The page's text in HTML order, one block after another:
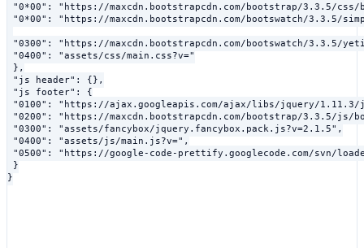
"0*00": "https://maxcdn.bootstrapcdn.com/bootstrap/3.3.5/
"0*00": "https://maxcdn.bootstrapcdn.com/bootswatch/3.3.5/
"0300": "https://maxcdn.bootstrapcdn.com/bootswatch/3.3.5/
"0400": "assets/css/main.css?v="
},
"js_header": {},
"js_footer": {
"0100": "https://ajax.googleapis.com/ajax/libs/jquery/
"0200": "https://maxcdn.bootstrapcdn.com/bootstrap/3.3.5/js/
"0300": "assets/fancybox/jquery.fancybox.pack.js?v=2.1.5",
"0400": "assets/js/main.js?v=",
"0500": "https://google-code-prettify.googlecode.com/svn/
}
}